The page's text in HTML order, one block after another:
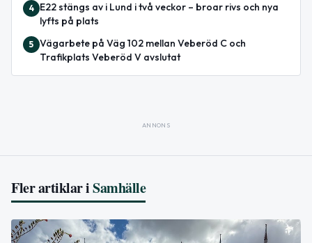
4
E22 stängs av i Lund i två veckor – broar rivs och nya
lyfts på plats
5 Vägarbete på Väg 102 mellan Veberöd C och
Trafikplats Veberöd V avslutat
ANNONS
Fler artiklar iSamhälle